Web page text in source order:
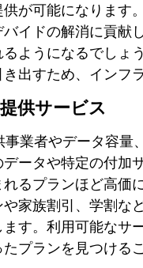
が可能になります
イドの解消に貢献
ようになるでしょ
出すため、インフ
供サービス
業者やデータ容量
ータや特定の付加
るプランほど高価
家族割引、学割な
す。利用可能なサ
プランを見つける